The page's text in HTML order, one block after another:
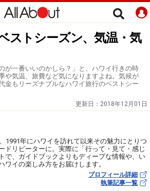
ストシーズン、気温・気
が一番いいのかしら？」と、ハワイ行きの時
や気温、旅費など気になりますよね。気候が
金もリーズナブルなハワイ旅行のベストシー
更新日： 2018年12月01日
1991年にハワイを訪れて以来その魅力にとりつ
ドリピーターに。実際に「行って・見て・感じ
で、ガイドブックよりもディープな情報や、い
ワイの楽しみ方をお届けします。
プロフィール詳細
執筆記事一覧